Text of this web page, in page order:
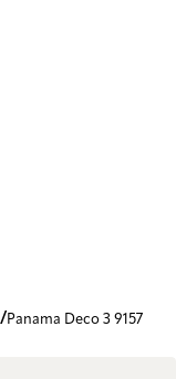
Panama Deco 3 9157